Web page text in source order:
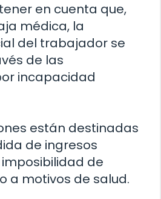
en cuenta que,
médica, la
del trabajador se
de las
incapacidad
están destinadas
de ingresos
de
a motivos de salud.